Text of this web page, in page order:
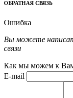
ОБРАТНАЯ СВЯЗЬ
Ошибка
Вы можете
связи
Как мы можем к Вам
E-mail